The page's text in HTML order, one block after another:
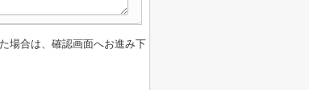
場合は、確認画面へお進み下